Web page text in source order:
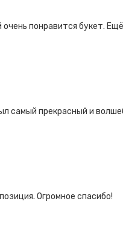
понравится букет.
самый прекрасный и
Огромное спасибо!